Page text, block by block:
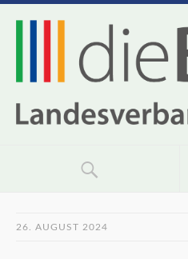
26. AUGUST 2024